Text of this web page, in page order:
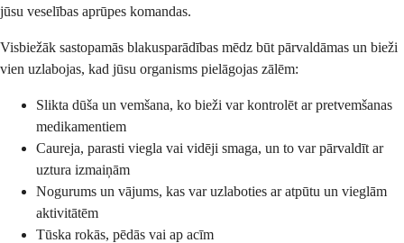
jūsu veselības aprūpes komandas.
Visbiežāk sastopamās blakusparādības mēdz būt pārvaldāmas un bieži
vien uzlabojas, kad jūsu organisms pielāgojas zālēm:
Slikta dūša un vemšana, ko bieži var kontrolēt ar pretvemšanas
medikamentiem
Caureja, parasti viegla vai vidēji smaga, un to var pārvaldīt ar
uztura izmaiņām
Nogurums un vājums, kas var uzlaboties ar atpūtu un vieglām
aktivitātēm
Tūska rokās, pēdās vai ap acīm